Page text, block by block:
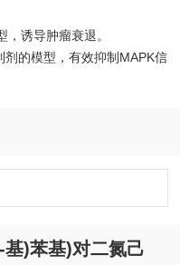
诱导肿瘤衰退。
的模型，有效抑制MAPK信
)苯基)对二氮己